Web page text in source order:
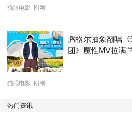
猫眼电影 刚刚
腾格尔抽象翻唱
团》魔性MV拉满“
猫眼电影 刚刚
热门资讯